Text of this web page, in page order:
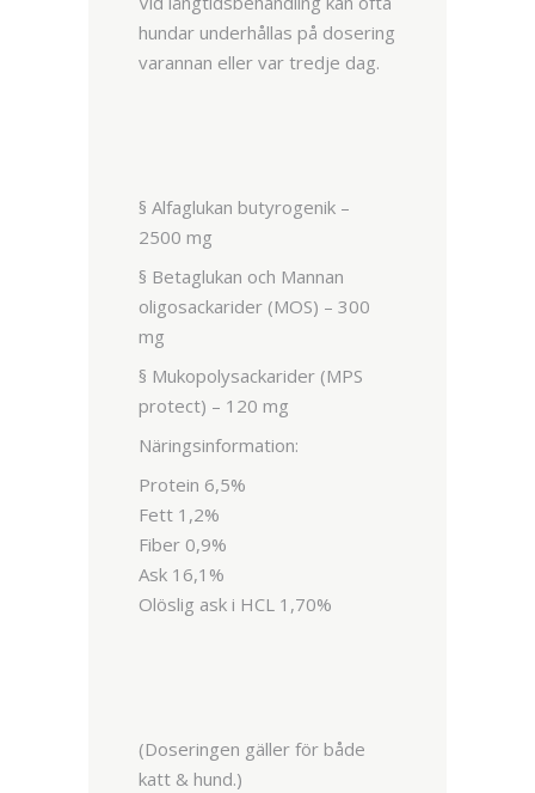
hundar underhållas på dosering
varannan eller var tredje dag.
§ Alfaglukan butyrogenik –
2500 mg
§ Betaglukan och Mannan
oligosackarider (MOS) – 300
mg
§ Mukopolysackarider (MPS
protect) – 120 mg
Näringsinformation:
Protein 6,5%
Fett 1,2%
Fiber 0,9%
Ask 16,1%
Olöslig ask i HCL 1,70%
(Doseringen gäller för både
katt & hund.)